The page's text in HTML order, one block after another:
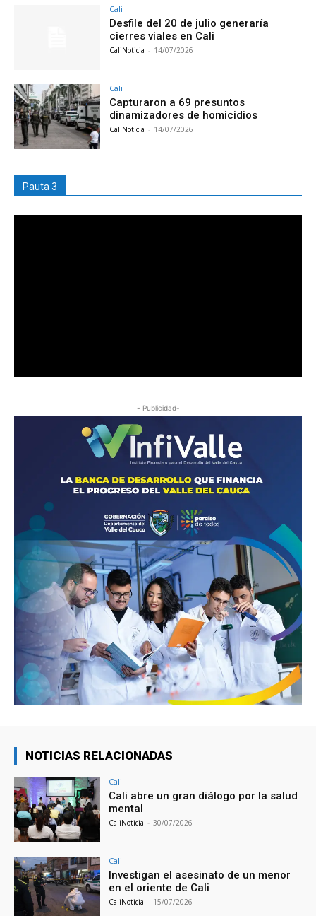
Cali
Desfile del 20 de julio generaría
cierres viales en Cali
CaliNoticia - 14/07/2026
Cali
Capturaron a 69 presuntos
dinamizadores de homicidios
CaliNoticia - 14/07/2026
Pauta 3
- Publicidad-
NOTICIAS RELACIONADAS
Cali
Cali abre un gran diálogo por la salud
mental
CaliNoticia - 30/07/2026
Cali
Investigan el asesinato de un menor
en el oriente de Cali
CaliNoticia - 15/07/2026